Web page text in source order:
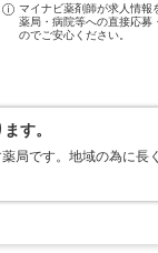
マイナビ薬剤師が求人情報
薬局・病院等への直接応募
のでご安心ください。
す。
局です。地域の為に長